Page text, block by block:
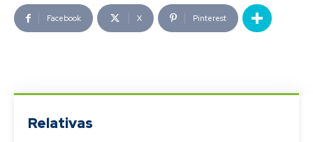
Facebook X Pinterest
Relativas